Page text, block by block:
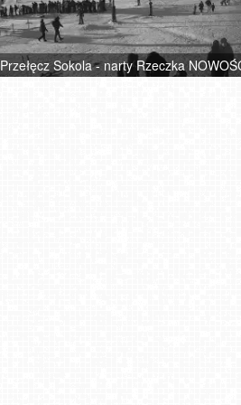
Przełęcz Sokola - narty Rzeczka